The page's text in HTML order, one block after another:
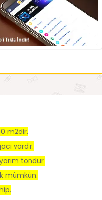
m2dir.
vardır.
tondur.
mümkün.